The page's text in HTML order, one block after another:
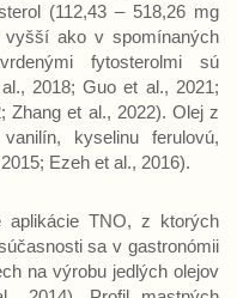
(112,43 – 518,26 mg
ako v spomínaných
fytosterolmi sú
2018; Guo et al., 2021;
Zhang et al., 2022). Olej z
kyselinu ferulovú,
Ezeh et al., 2016).
aplikácie TNO, z ktorých
sa v gastronómii
na výrobu jedlých olejov